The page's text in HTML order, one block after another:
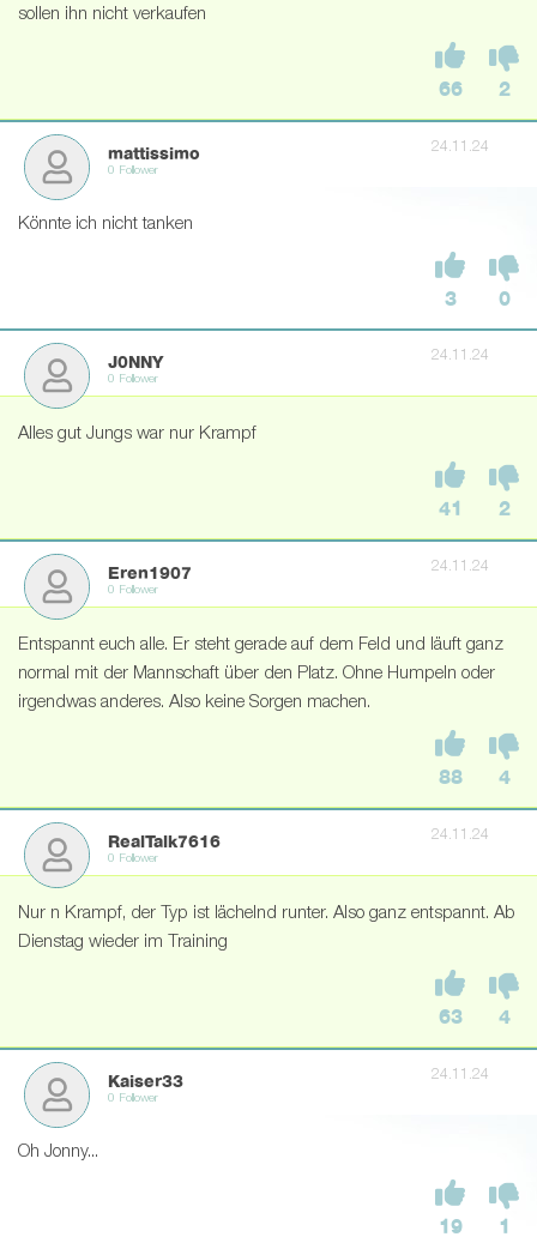
sollen ihn nicht verkaufen
66 2
mattissimo
0 Follower
24.11.24
Könnte ich nicht tanken
3 0
J0NNY
0 Follower
24.11.24
Alles gut Jungs war nur Krampf
41 2
Eren1907
0 Follower
24.11.24
Entspannt euch alle. Er steht gerade auf dem Feld und läuft ganz
normal mit der Mannschaft über den Platz. Ohne Humpeln oder
irgendwas anderes. Also keine Sorgen machen.
88 4
RealTalk7616
0 Follower
24.11.24
Nur n Krampf, der Typ ist lächelnd runter. Also ganz entspannt. Ab
Dienstag wieder im Training
63 4
Kaiser33
0 Follower
24.11.24
Oh Jonny...
19 1